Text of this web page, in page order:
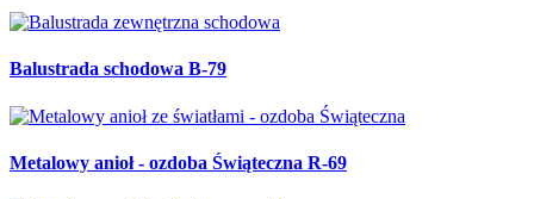
Balustrada schodowa B-79
Metalowy anioł - ozdoba Świąteczna R-69